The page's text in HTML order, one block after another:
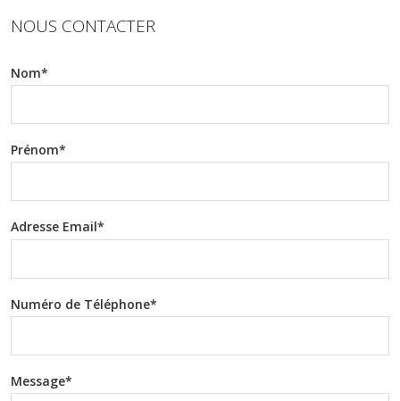
NOUS CONTACTER
Nom*
Prénom*
Adresse Email*
Numéro de Téléphone*
Message*